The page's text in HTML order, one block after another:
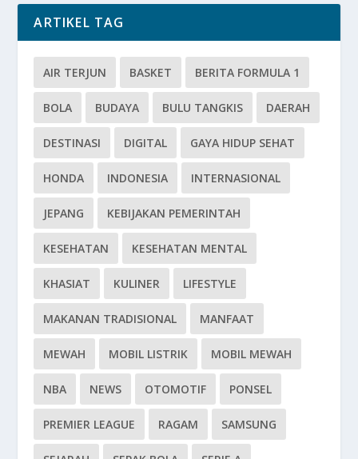
ARTIKEL TAG
AIR TERJUN BASKET BERITA FORMULA 1
BOLA BUDAYA BULU TANGKIS DAERAH
DESTINASI DIGITAL GAYA HIDUP SEHAT
HONDA INDONESIA INTERNASIONAL
JEPANG KEBIJAKAN PEMERINTAH
KESEHATAN KESEHATAN MENTAL
KHASIAT KULINER LIFESTYLE
MAKANAN TRADISIONAL MANFAAT
MEWAH MOBIL LISTRIK MOBIL MEWAH
NBA NEWS OTOMOTIF PONSEL
PREMIER LEAGUE RAGAM SAMSUNG